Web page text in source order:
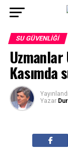
SU GÜVENLIĞI
Kasımda
Yayınlandı
Yazar